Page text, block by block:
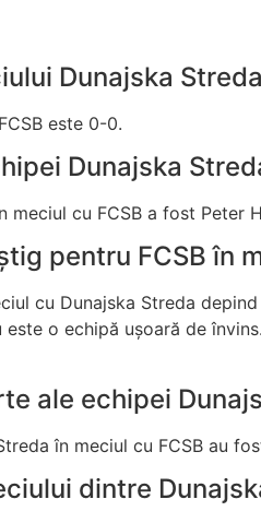
Dunajska
este 0-0.
Dunajska
meciul cu FCSB a fost Peter
pentru FCSB în
cu Dunajska Streda
o echipă ușoară de
ale echipei
în meciul cu FCSB au
dintre